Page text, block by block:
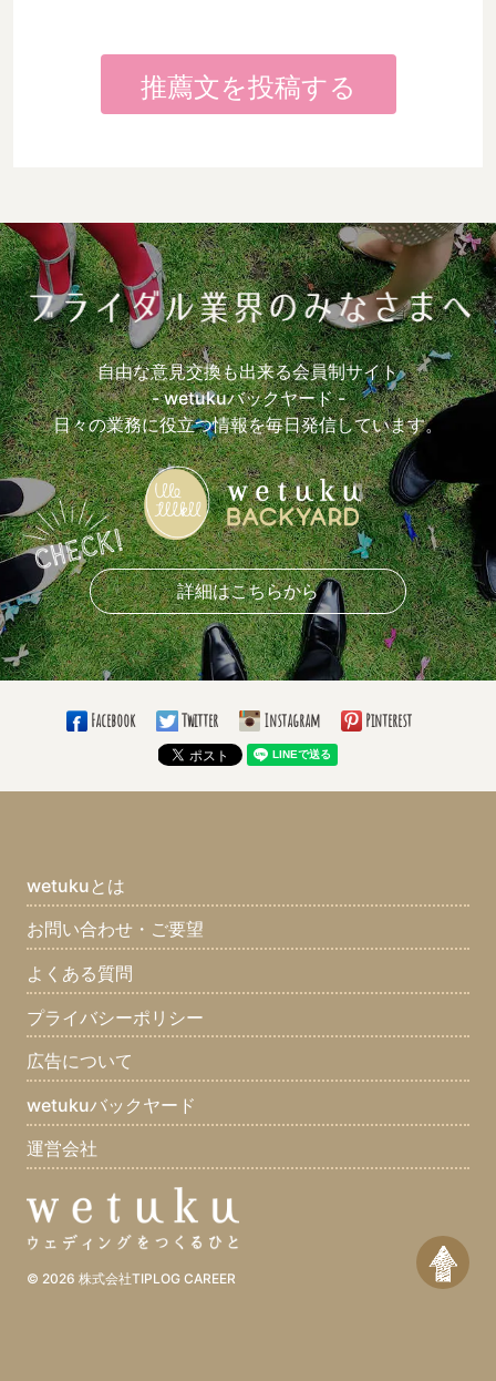
自由な意見交換も出来る会員制サイト
- wetukuバックヤード -
日々の業務に役立つ情報を毎日発信しています。
詳細はこちらから
Facebook Twitter Instagram Pinterest
wetukuとは
お問い合わせ・ご要望
よくある質問
プライバシーポリシー
広告について
wetukuバックヤード
運営会社
© 2026 株式会社TIPLOG CAREER